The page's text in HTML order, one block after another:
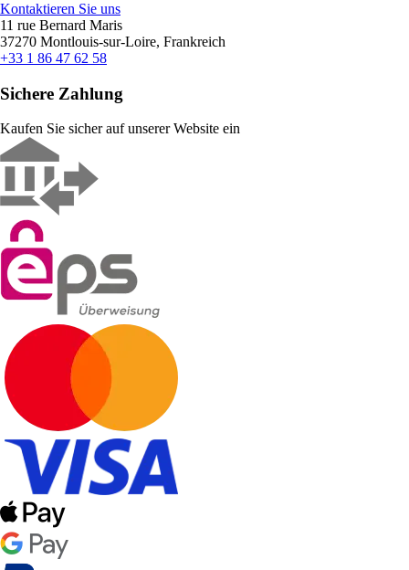
Kontaktieren Sie uns
11 rue Bernard Maris
37270 Montlouis-sur-Loire, Frankreich
+33 1 86 47 62 58
Sichere Zahlung
Kaufen Sie sicher auf unserer Website ein